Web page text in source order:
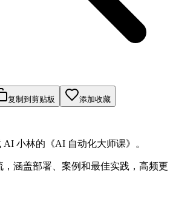
复制到剪贴板 添加收藏
小林的《AI 自动化大师课》。
，涵盖部署、案例和最佳实践，高频更